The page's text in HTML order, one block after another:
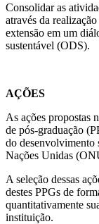
Consolidar as
através da
extensão em um
sustentável (ODS).
AÇÕES
As ações propostas
de pós-graduação
do desenvolvimento
Nações Unidas
A seleção dessas
destes PPGs de
quantitativamente
instituição.